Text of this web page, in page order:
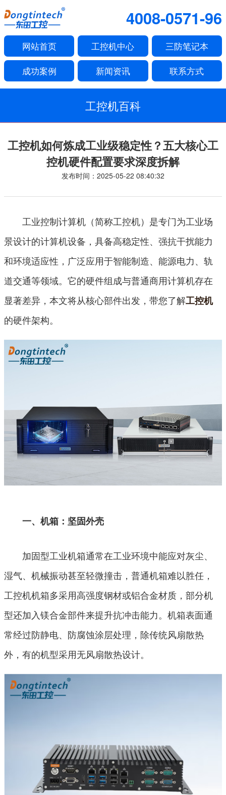
4008-0571-96
网站首页 工控机中心 三防笔记本
成功案例 新闻资讯 联系方式
工控机百科
工控机如何炼成工业级稳定性？五大核心工
控机硬件配置要求深度拆解
发布时间：2025-05-22 08:40:32
工业控制计算机（简称工控机）是专门为工业场
景设计的计算机设备，具备高稳定性、强抗干扰能力
和环境适应性，广泛应用于智能制造、能源电力、轨
道交通等领域。它的硬件组成与普通商用计算机存在
显著差异，本文将从核心部件出发，带您了解工控机
的硬件架构。
一、机箱：坚固外壳
加固型工业机箱通常在工业环境中能应对灰尘、
湿气、机械振动甚至轻微撞击，普通机箱难以胜任，
工控机机箱多采用高强度钢材或铝合金材质，部分机
型还加入镁合金部件来提升抗冲击能力。机箱表面通
常经过防静电、防腐蚀涂层处理，除传统风扇散热
外，有的机型采用无风扇散热设计。